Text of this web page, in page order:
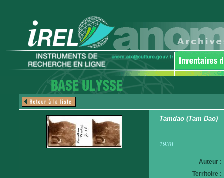
Tamdao (Tam Dao)
1938
Auteur :
Territoire :